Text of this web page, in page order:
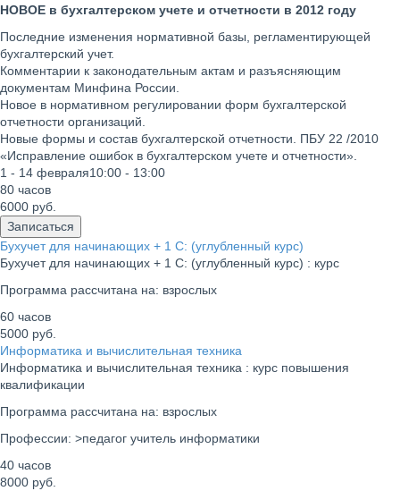
НОВОЕ в бухгалтерском учете и отчетности в 2012 году
Последние изменения нормативной базы, регламентирующей
бухгалтерский учет.
Комментарии к законодательным актам и разъясняющим
документам Минфина России.
Новое в нормативном регулировании форм бухгалтерской
отчетности организаций.
Новые формы и состав бухгалтерской отчетности. ПБУ 22 /2010
«Исправление ошибок в бухгалтерском учете и отчетности».
1 - 14 февраля10:00 - 13:00
80 часов
6000 руб.
Записаться
Бухучет для начинающих + 1 С: (углубленный курс)
Бухучет для начинающих + 1 С: (углубленный курс) : курс
Программа рассчитана на: взрослых
60 часов
5000 руб.
Информатика и вычислительная техника
Информатика и вычислительная техника : курс повышения
квалификации
Программа рассчитана на: взрослых
Профессии: >педагог учитель информатики
40 часов
8000 руб.